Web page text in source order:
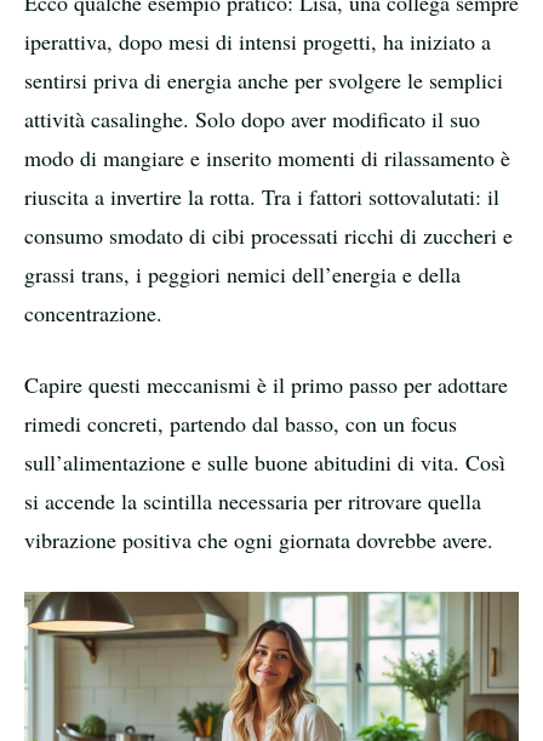
iperattiva, dopo mesi di intensi progetti, ha iniziato a
sentirsi priva di energia anche per svolgere le semplici
attività casalinghe. Solo dopo aver modificato il suo
modo di mangiare e inserito momenti di rilassamento è
riuscita a invertire la rotta. Tra i fattori sottovalutati: il
consumo smodato di cibi processati ricchi di zuccheri e
grassi trans, i peggiori nemici dell’energia e della
concentrazione.
Capire questi meccanismi è il primo passo per adottare
rimedi concreti, partendo dal basso, con un focus
sull’alimentazione e sulle buone abitudini di vita. Così
si accende la scintilla necessaria per ritrovare quella
vibrazione positiva che ogni giornata dovrebbe avere.